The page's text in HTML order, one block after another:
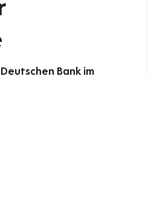
Bank im